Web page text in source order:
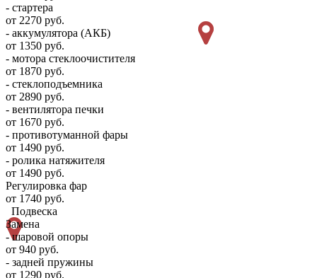
- стартера
от 2270 руб.
- аккумулятора (АКБ)
от 1350 руб.
- мотора стеклоочистителя
от 1870 руб.
- стеклоподъемника
от 2890 руб.
- вентилятора печки
от 1670 руб.
- противотуманной фары
от 1490 руб.
- ролика натяжителя
от 1490 руб.
Регулировка фар
от 1740 руб.
Подвеска
Замена
- шаровой опоры
от 940 руб.
- задней пружины
от 1290 руб.